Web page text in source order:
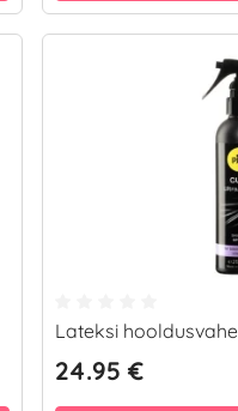
Lateksi
24.95 €